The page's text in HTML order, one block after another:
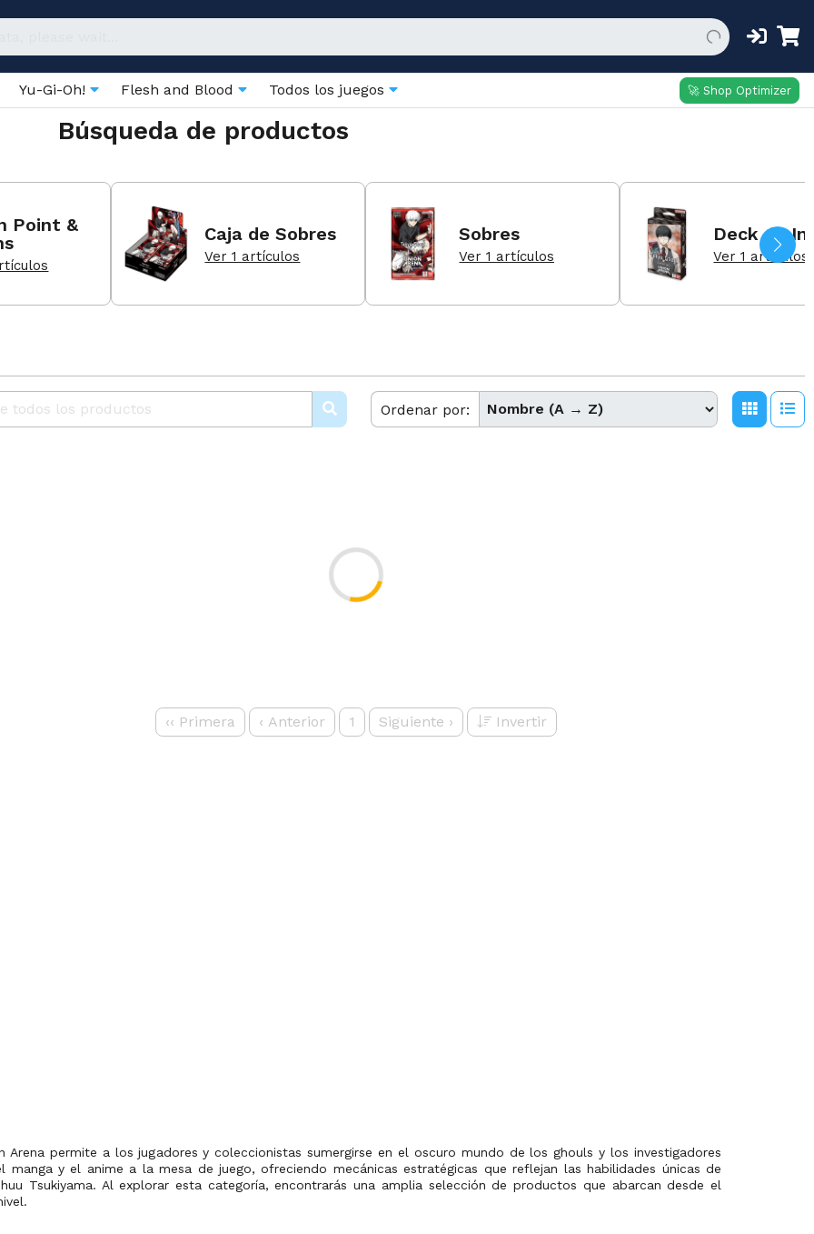
Yu-Gi-Oh! Flesh and Blood Todos los juegos 🚀 Shop Optimizer
Búsqueda de productos
Point &
Caja de Sobres
Ver 1 artículos
Sobres
Ver 1 artículos
Deck de
Ver 1 artículos
Ordenar por:
‹‹ Primera ‹ Anterior 1 Siguiente › Invertir
Arena permite a los jugadores y coleccionistas sumergirse en el oscuro mundo de los ghouls y los investigadores
manga y el anime a la mesa de juego, ofreciendo mecánicas estratégicas que reflejan las habilidades únicas de
Tsukiyama. Al explorar esta categoría, encontrarás una amplia selección de productos que abarcan desde el